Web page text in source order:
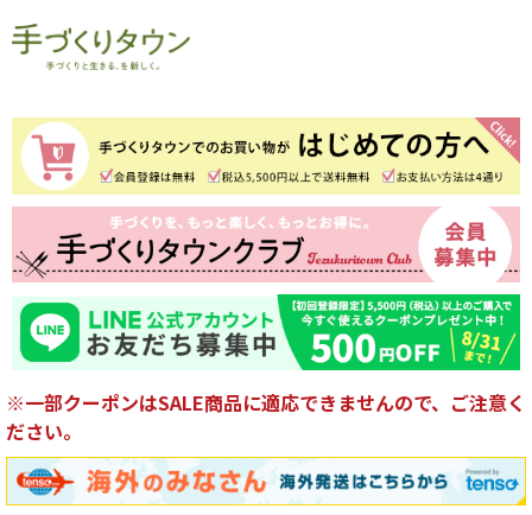
※一部クーポンはSALE商品に適応できませんので、ご注意く
ださい。